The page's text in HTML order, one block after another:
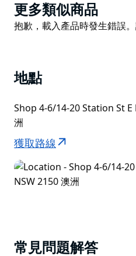
此場地僅供步行進入。
Product
List
更多類似商品
Product
抱歉，載入產品時發生錯誤。
地點
Shop 4-6/14-20 Station St
洲
獲取路線
常見問題解答